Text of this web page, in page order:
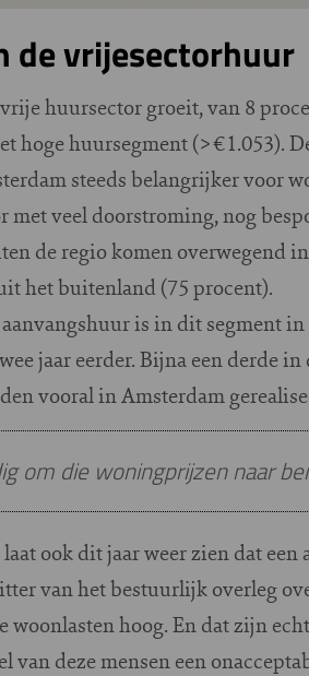
de vrijesectorhuur
huursector groeit, van 8
hoge huursegment (>€1.053).
steeds belangrijker voor
met veel doorstroming, nog
de regio komen overwegend
het buitenland (75 procent).
is in dit segment
jaar eerder. Bijna een derde
vooral in Amsterdam
om die woningprijzen naar
ook dit jaar weer zien dat
van het bestuurlijk overleg
woonlasten hoog. En dat zijn
van deze mensen een